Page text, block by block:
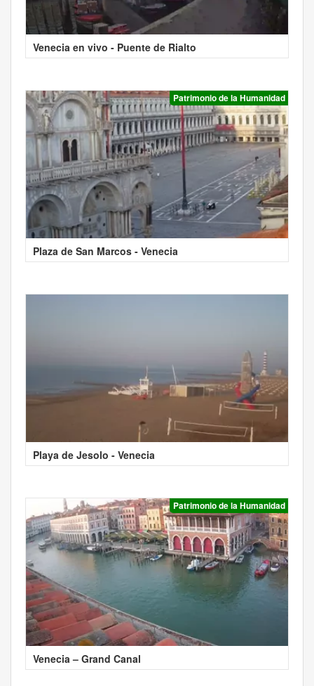
Venecia en vivo - Puente de Rialto
Patrimonio de la Humanidad
Plaza de San Marcos - Venecia
Playa de Jesolo - Venecia
Patrimonio de la Humanidad
Venecia – Grand Canal